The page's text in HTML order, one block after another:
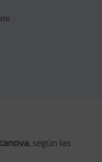
, según las